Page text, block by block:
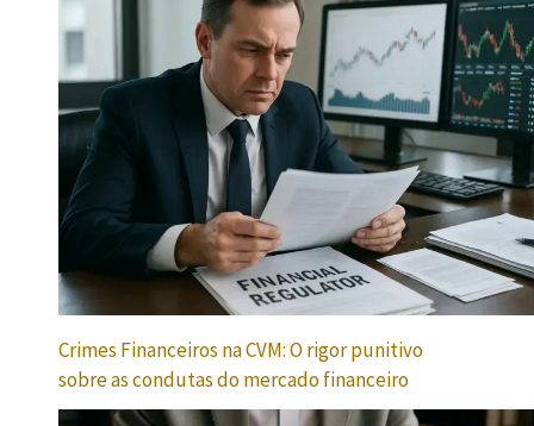
Crimes Financeiros na CVM: O rigor punitivo
sobre as condutas do mercado financeiro